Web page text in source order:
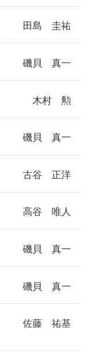
田島 圭祐
磯貝 真一
木村 勲
磯貝 真一
古谷 正洋
高谷 唯人
磯貝 真一
磯貝 真一
佐藤 祐基